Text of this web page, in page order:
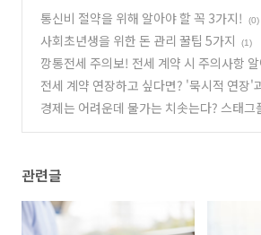
통신비 절약을 위해 알아야 할 꼭 3가지!
(0)
사회초년생을 위한 돈 관리 꿀팁 5가지 (1)
깡통전세 주의보! 전세 계약 시 주의사항
기
(0)
전세 계약 연장하고 싶다면? '묵시적 연장'
신 청구권'
(0)
경제는 어려운데 물가는 치솟는다? 스태그
관련글